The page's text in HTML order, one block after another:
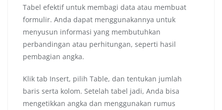
Tabel efektif untuk membagi data atau membuat
formulir. Anda dapat menggunakannya untuk
menyusun informasi yang membutuhkan
perbandingan atau perhitungan, seperti hasil
pembagian angka.
Klik tab Insert, pilih Table, dan tentukan jumlah
baris serta kolom. Setelah tabel jadi, Anda bisa
mengetikkan angka dan menggunakan rumus